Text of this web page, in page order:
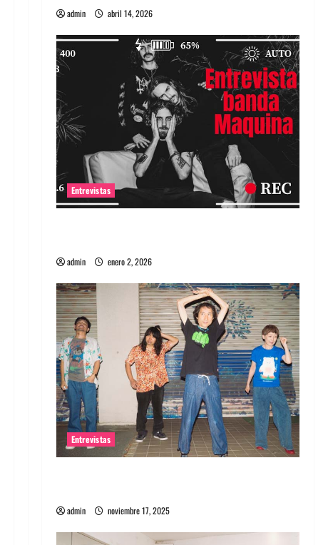
admin abril 14, 2026
Entrevistas
admin enero 2, 2026
Entrevistas
admin noviembre 17, 2025